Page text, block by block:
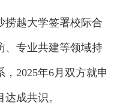
越大学签署校际合
、专业共建等领域持
2025年6月双方就申
成共识。